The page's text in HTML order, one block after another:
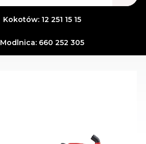
Kokotów: 12 251 15 15
Modlnica: 660 252 305